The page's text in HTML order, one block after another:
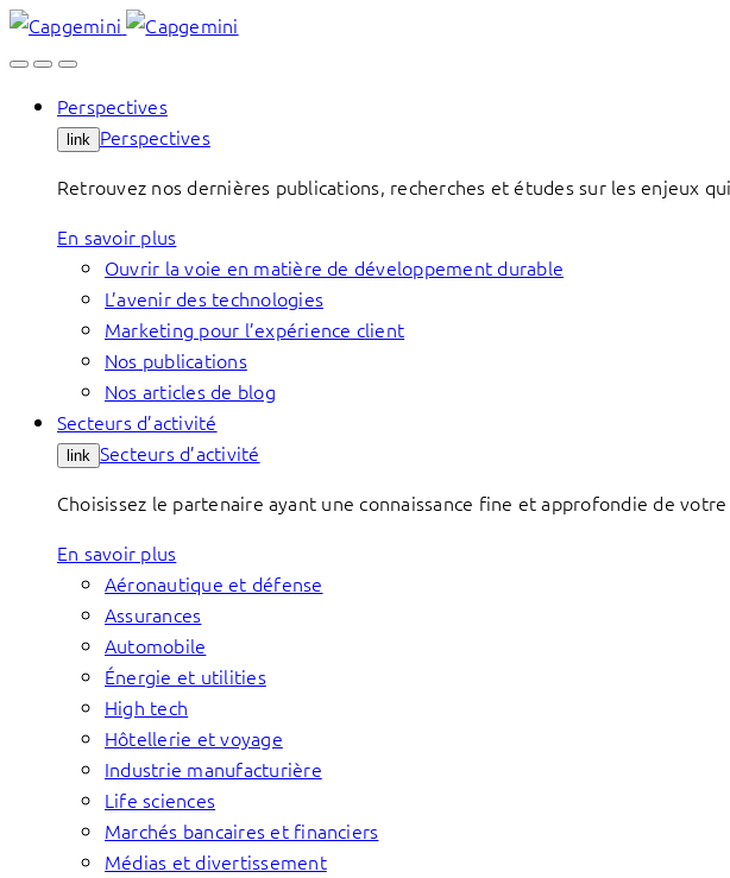
Skip
to
Perspectives
link Perspectives
Retrouvez nos dernières publications, recherches et études sur les enjeux
En savoir plus
Ouvrir la voie en matière de développement durable
L’avenir des technologies
Marketing pour l’expérience client
Nos publications
Nos articles de blog
Secteurs d’activité
link Secteurs d’activité
Choisissez le partenaire ayant une connaissance fine et approfondie de
En savoir plus
Aéronautique et défense
Assurances
Automobile
Énergie et utilities
High tech
Hôtellerie et voyage
Industrie manufacturière
Life sciences
Marchés bancaires et financiers
Médias et divertissement